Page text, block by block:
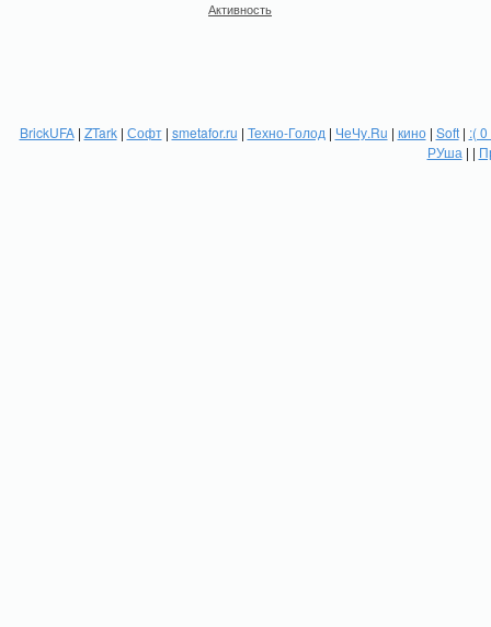
Активность
BrickUFA| ZTark| Софт| smetafor.ru | Техно-Голод | ЧеЧу.Ru | кино| Soft| :(
РУша | |